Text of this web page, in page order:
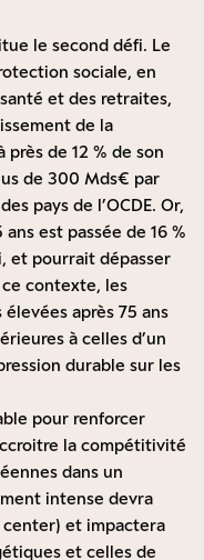
le second défi. Le
sociale, en
et des retraites,
de la
près de 12 % de son
de 300 Mds€ par
pays de l’OCDE. Or,
est passée de 16 %
et pourrait dépasser
ce contexte, les
après 75 ans
à celles d’un
durable sur les
pour renforcer
la compétitivité
dans un
intense devra
et impactera
et celles de